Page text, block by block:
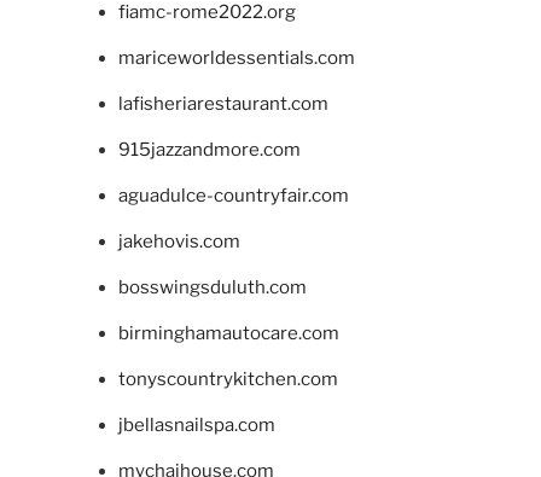
fiamc-rome2022.org
mariceworldessentials.com
lafisheriarestaurant.com
915jazzandmore.com
aguadulce-countryfair.com
jakehovis.com
bosswingsduluth.com
birminghamautocare.com
tonyscountrykitchen.com
jbellasnailspa.com
mychaihouse.com